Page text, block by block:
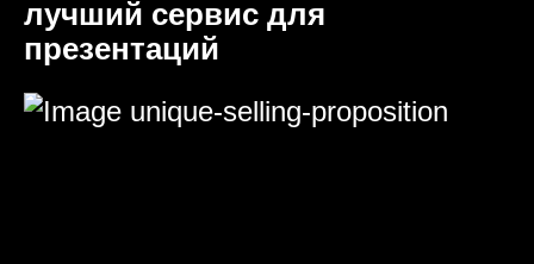
лучший сервис для
презентаций